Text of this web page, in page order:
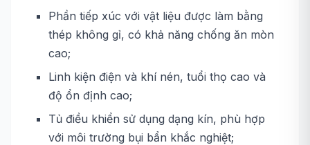
Phần tiếp xúc với vật liệu được làm bằng
thép không gỉ, có khả năng chống ăn mòn
cao;
Linh kiện điện và khí nén, tuổi thọ cao và
độ ổn định cao;
Tủ điều khiển sử dụng dạng kín, phù hợp
với môi trường bụi bẩn khắc nghiệt;